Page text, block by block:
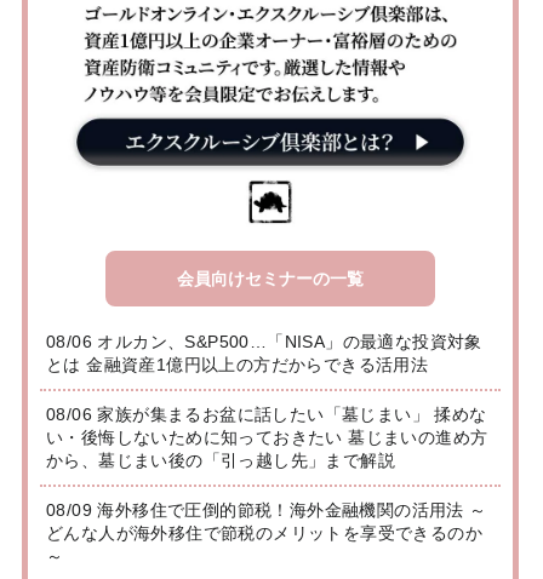
会員向けセミナーの一覧
08/06 オルカン、S&P500…「NISA」の最適な投資対象
とは 金融資産1億円以上の方だからできる活用法
08/06 家族が集まるお盆に話したい「墓じまい」 揉めな
い・後悔しないために知っておきたい 墓じまいの進め方
から、墓じまい後の「引っ越し先」まで解説
08/09 海外移住で圧倒的節税！海外金融機関の活用法 ～
どんな人が海外移住で節税のメリットを享受できるのか
～